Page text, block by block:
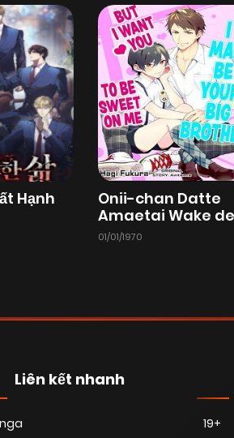
Hạnh
Onii-chan Datte
Amaetai Wake de
01/01/1970
Liên kết nhanh
19+